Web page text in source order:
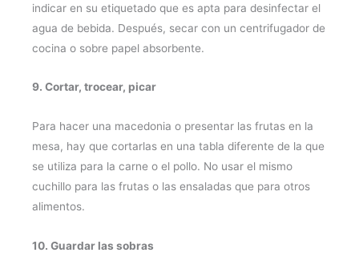
indicar en su etiquetado que es apta para desinfectar el
agua de bebida. Después, secar con un centrifugador de
cocina o sobre papel absorbente.
9. Cortar, trocear, picar
Para hacer una macedonia o presentar las frutas en la
mesa, hay que cortarlas en una tabla diferente de la que
se utiliza para la carne o el pollo. No usar el mismo
cuchillo para las frutas o las ensaladas que para otros
alimentos.
10. Guardar las sobras